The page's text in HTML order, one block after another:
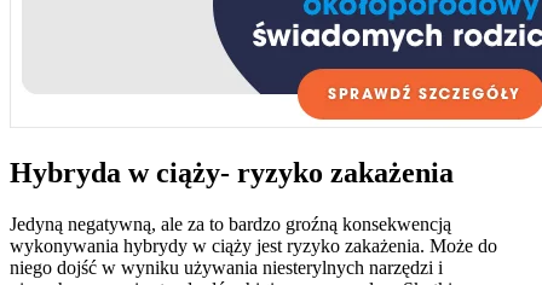
Hybryda w ciąży- ryzyko zakażenia
Jedyną negatywną, ale za to bardzo groźną konsekwencją
wykonywania hybrydy w ciąży jest ryzyko zakażenia. Może do
niego dojść w wyniku używania niesterylnych narzędzi i